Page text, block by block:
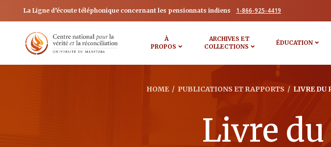
La Ligne d’écoute téléphonique concernant les pensionnats indiens 1-866-925-4419
À
PROPOS
ARCHIVES ET
COLLECTIONS
ÉDUCATION
HOME / PUBLICATIONS ET RAPPORTS / LIVRE DU
Livre